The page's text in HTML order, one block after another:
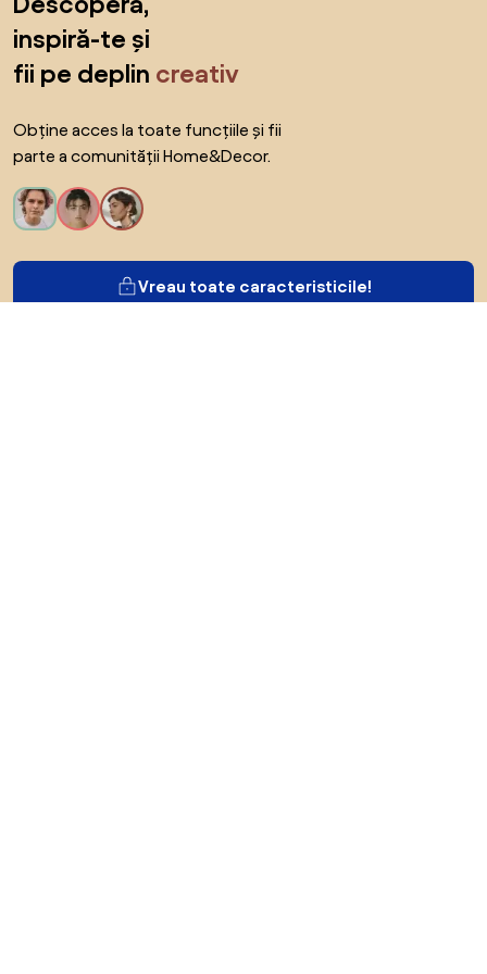
inspiră-te și
fii pe deplin creativ
Obține acces la toate funcțiile și fii
parte a comunității Home&Decor.
Vreau toate caracteristicile!